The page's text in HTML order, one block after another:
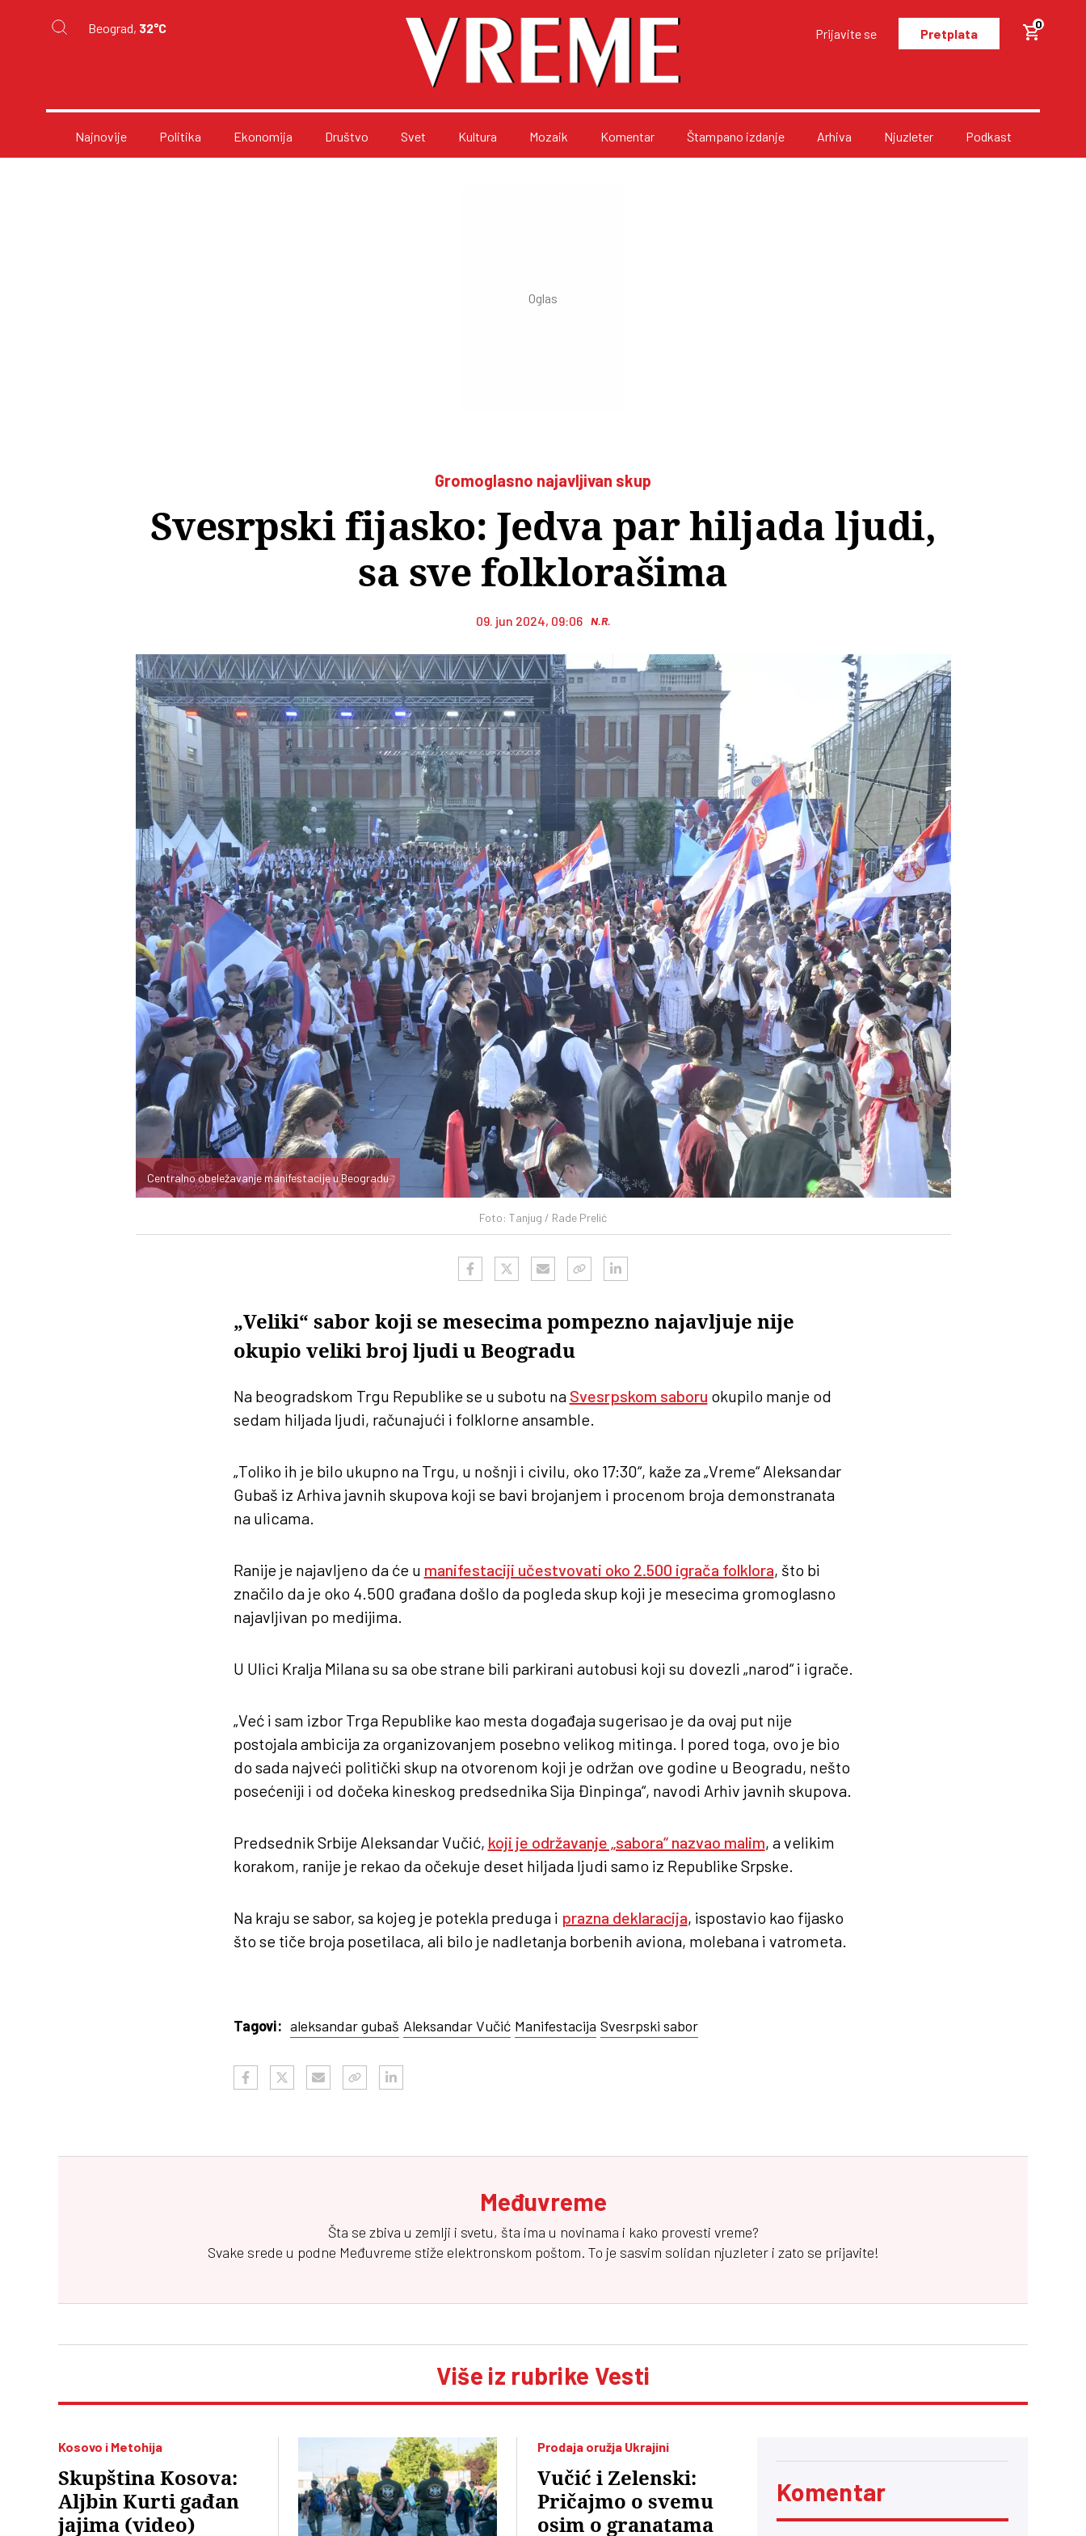
Beograd, 32°C Prijavite se Pretplata
0
Najnovije Politika Ekonomija Društvo Svet Kultura Mozaik Komentar Štampano izdanje Arhiva Njuzleter Podkast
Gromoglasno najavljivan skup
Svesrpski fijasko: Jedva par hiljada ljudi,
sa sve folklorašima
09. jun 2024, 09:06 N.R.
Foto: Tanjug / Rade Prelić
Centralno obeležavanje manifestacije u Beogradu
„Veliki“ sabor koji se mesecima pompezno najavljuje nije
okupio veliki broj ljudi u Beogradu
Na beogradskom Trgu Republike se u subotu na Svesrpskom saboru okupilo manje od
sedam hiljada ljudi, računajući i folklorne ansamble.
„Toliko ih je bilo ukupno na Trgu, u nošnji i civilu, oko 17:30“, kaže za „Vreme“ Aleksandar
Gubaš iz Arhiva javnih skupova koji se bavi brojanjem i procenom broja demonstranata
na ulicama.
Ranije je najavljeno da će u manifestaciji učestvovati oko 2.500 igrača folklora, što bi
značilo da je oko 4.500 građana došlo da pogleda skup koji je mesecima gromoglasno
najavljivan po medijima.
U Ulici Kralja Milana su sa obe strane bili parkirani autobusi koji su dovezli „narod“ i igrače.
„Već i sam izbor Trga Republike kao mesta događaja sugerisao je da ovaj put nije
postojala ambicija za organizovanjem posebno velikog mitinga. I pored toga, ovo je bio
do sada najveći politički skup na otvorenom koji je održan ove godine u Beogradu, nešto
posećeniji i od dočeka kineskog predsednika Sija Đinpinga“, navodi Arhiv javnih skupova.
Predsednik Srbije Aleksandar Vučić, koji je održavanje „sabora“ nazvao malim, a velikim
korakom, ranije je rekao da očekuje deset hiljada ljudi samo iz Republike Srpske.
Na kraju se sabor, sa kojeg je potekla preduga i prazna deklaracija, ispostavio kao fijasko
što se tiče broja posetilaca, ali bilo je nadletanja borbenih aviona, molebana i vatrometa.
Tagovi: aleksandar gubaš Aleksandar Vučić Manifestacija Svesrpski sabor
Međuvreme
Šta se zbiva u zemlji i svetu, šta ima u novinama i kako provesti vreme?
Svake srede u podne Međuvreme stiže elektronskom poštom. To je sasvim solidan njuzleter i zato se prijavite!
Više iz rubrike Vesti
Kosovo i Metohija
Skupština Kosova:
Aljbin Kurti gađan
jajima (video)
Prodaja oružja Ukrajini
Vučić i Zelenski:
Pričajmo o svemu
osim o granatama
Komentar